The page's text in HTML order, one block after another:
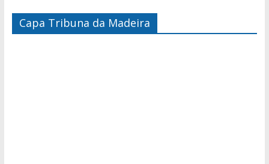
Capa Tribuna da Madeira